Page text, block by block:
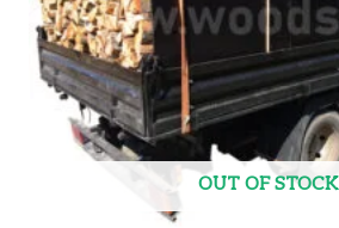
OUT OF STOCK